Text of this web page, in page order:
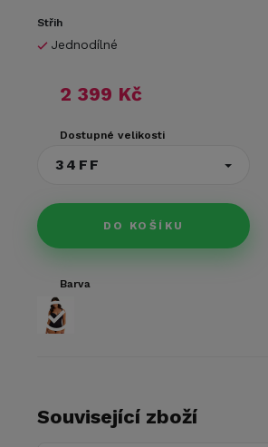
Střih
Jednodílné
2 399 Kč
Dostupné velikosti
34FF
DO KOŠÍKU
Barva
Související zboží